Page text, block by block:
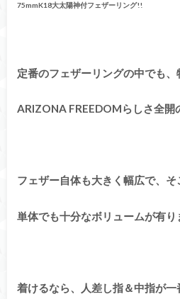
75mmK18大太陽神付フェザーリング!!
定番のフェザーリングの中でも、
ARIZONA FREEDOMらしさ全開
フェザー自体も大きく幅広で、
単体でも十分なボリュームが有り
着けるなら、人差し指＆中指が